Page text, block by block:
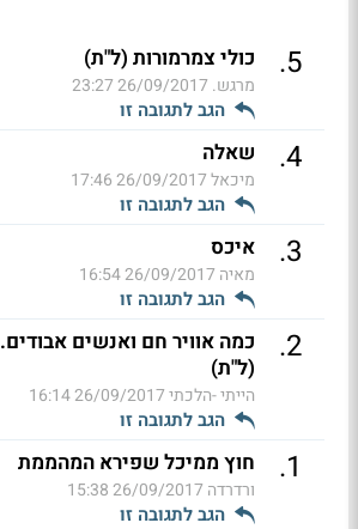
5
. כולי צמרמורות (ל"ת)
מרגש. 26/09/2017 23:27
הגב לתגובה זו
4
. שאלה
מיכאל26/09/2017 17:46
הגב לתגובה זו
3
. איכס
מאיה 26/09/2017 16:54
הגב לתגובה זו
2
.
כמה אוויר חם ואנשים אבודים.
(ל"ת)
הייתי -הלכתי26/09/2017 16:14
הגב לתגובה זו
1
. חוץ ממיכל שפירא המהממת
ורדרדה 26/09/2017 15:38
הגב לתגובה זו